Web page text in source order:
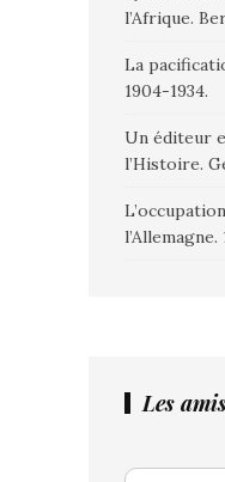
l’Afrique.
La
1904-1934.
Un éditeur
l’Histoire.
Les